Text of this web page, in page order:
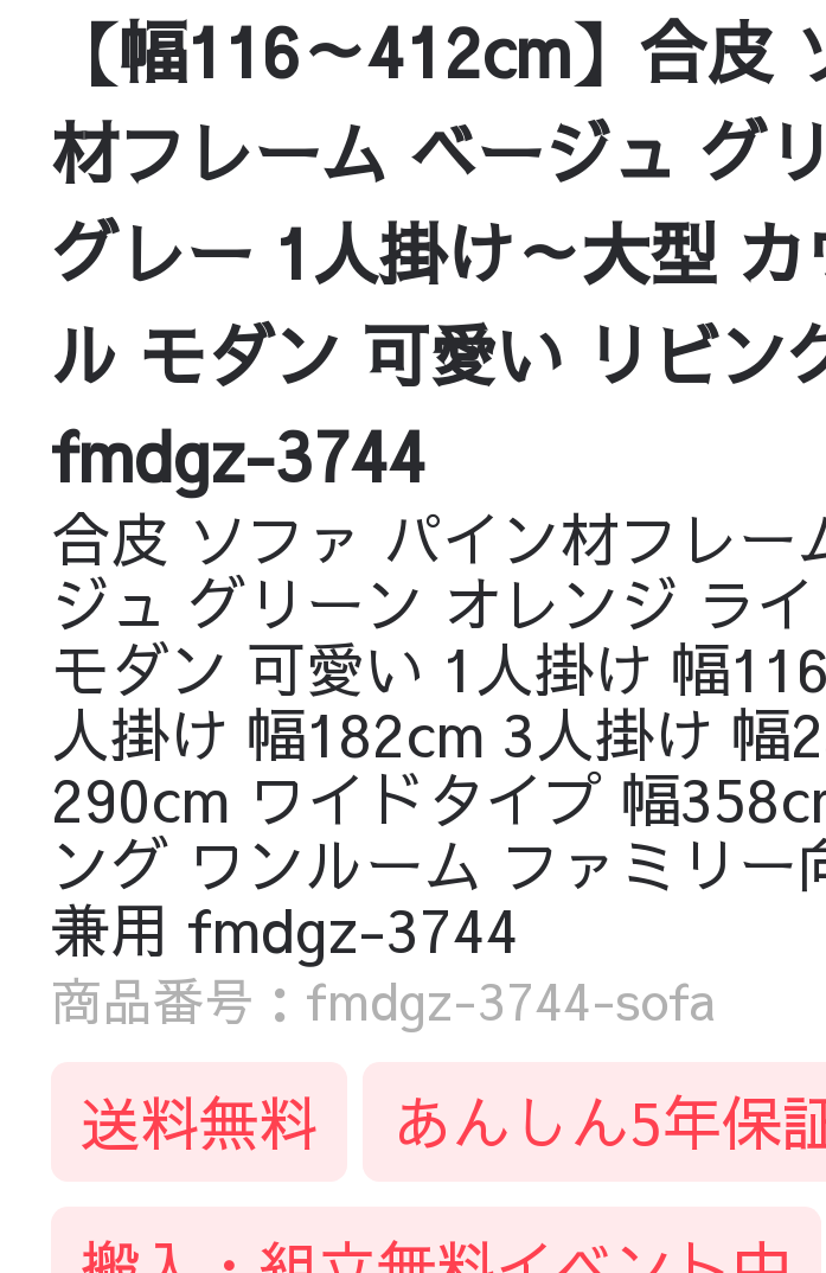
【幅116～412cm】合
材フレーム ベージュ グ
グレー 1人掛け～大型
ル モダン 可愛い リビン
fmdgz-3744
合皮 ソファ パイン材フレ
ジュ グリーン オレンジ ラ
モダン 可愛い 1人掛け 幅
人掛け 幅182cm 3人掛け
290cm ワイドタイプ 幅
ング ワンルーム ファミリ
兼用 fmdgz-3744
商品番号：fmdgz-3744-sofa
送料無料
あんしん5年保